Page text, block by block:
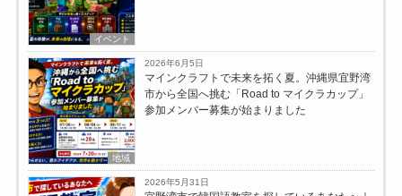
イベント
地域
2026年6月5日
マインクラフトで未来を拓く夏。沖縄県宜野湾
市から全国へ挑む「Road to マイクラカップ」
参加メンバー募集が始まりました
2026年5月31日